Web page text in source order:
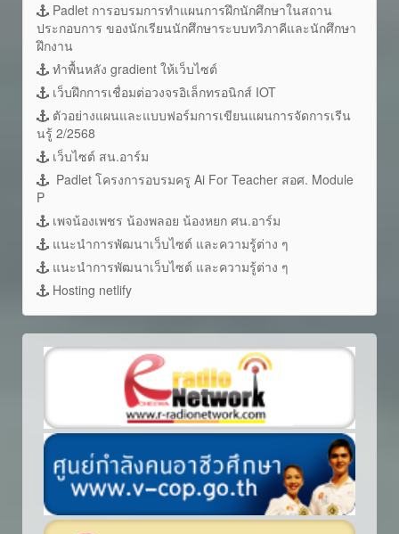
Padlet การอบรมการทำแผนการฝึกนักศึกษาในสถาน
ประกอบการ ของนักเรียนนักศึกษาระบบทวิภาคีและนักศึกษา
ฝึกงาน
ทำพื้นหลัง gradient ให้เว็บไซต์
เว็บฝึกการเชื่อมต่อวงจรอิเล็กทรอนิกส์ IOT
ตัวอย่างแผนและแบบฟอร์มการเขียนแผนการจัดการเรีน
นรู้ 2/2568
เว็บไซต์ สน.อาร์ม
Padlet โครงการอบรมครู Ai For Teacher สอศ. Module
P
เพจน้องเพชร น้องพลอย น้องหยก ศน.อาร์ม
แนะนำการพัฒนาเว็บไซต์ และความรู้ต่าง ๆ
แนะนำการพัฒนาเว็บไซต์ และความรู้ต่าง ๆ
Hosting netlify